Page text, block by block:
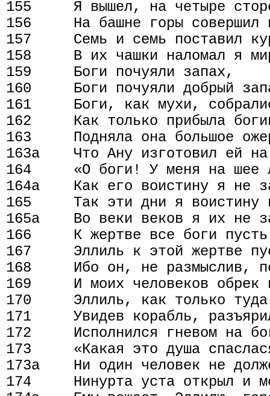
155     Я вышел, на четыре
156     На башне горы совершил
157     Семь и семь поставил
158     В их чашки наломал я
159     Боги почуяли запах,
160     Боги почуяли добрый
161     Боги, как мухи,
162     Как только прибыла
163     Подняла она большое
163а    Что Ану изготовил ей
164     «О боги! У меня на шее
164а    Как его воистину я не
165     Так эти дни я воистину
165а    Во веки веков я их не
166     К жертве все боги пусть
167     Эллиль к этой жертве
168     Ибо он, не размыслив,
169     И моих человеков обрек
170     Эллиль, как только
171     Увидев корабль,
172     Исполнился гневом на
173     «Какая это душа
173а    Ни один человек не
174     Нинурта уста открыл и